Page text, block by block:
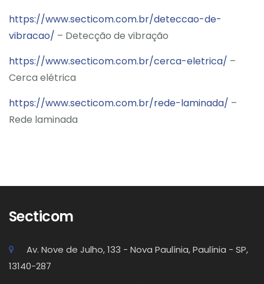
https://www.secticom.com.br/deteccao-de-
vibracao/ – Detecção de vibração
https://www.secticom.com.br/cerca-eletrica/ –
Cerca elétrica
https://www.secticom.com.br/rede-laminada/ –
Rede laminada
Secticom
Av. Nove de Julho, 133 - Nova Paulínia, Paulínia - SP,
13140-287